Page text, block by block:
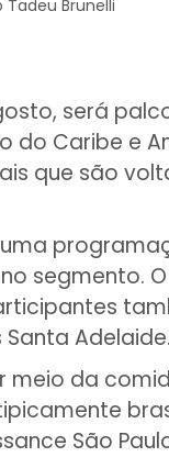
Brunelli
será
do Caribe e
que são
segmento.
Adelaide.
meio da
São